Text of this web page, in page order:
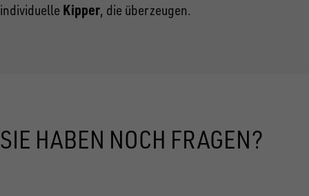
individuelle Kipper, die überzeugen.
SIE HABEN NOCH FRAGEN?